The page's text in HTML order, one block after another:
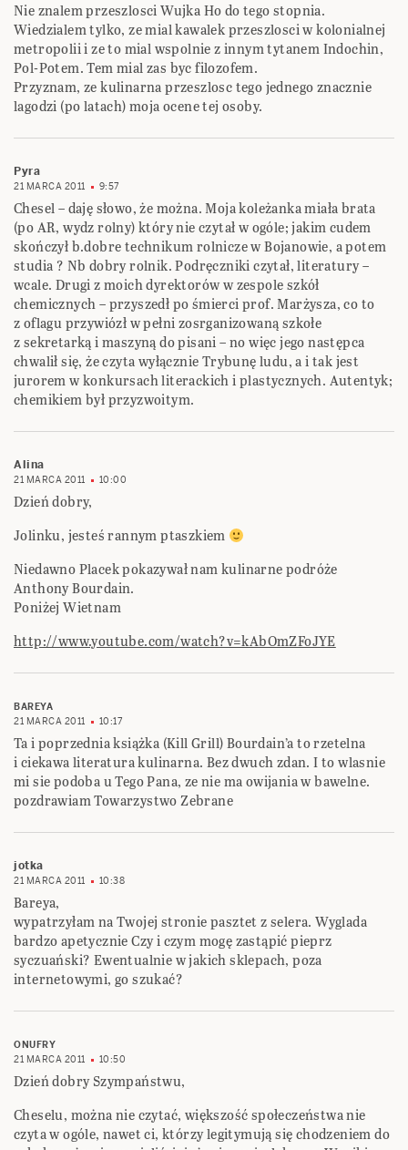
Nie znalem przeszlosci Wujka Ho do tego stopnia.
Wiedzialem tylko, ze mial kawalek przeszlosci w kolonialnej
metropolii i ze to mial wspolnie z innym tytanem Indochin,
Pol-Potem. Tem mial zas byc filozofem.
Przyznam, ze kulinarna przeszlosc tego jednego znacznie
lagodzi (po latach) moja ocene tej osoby.
Pyra
21 MARCA 2011 9:57
Chesel – daję słowo, że można. Moja koleżanka miała brata
(po AR, wydz rolny) który nie czytał w ogóle; jakim cudem
skończył b.dobre technikum rolnicze w Bojanowie, a potem
studia ? Nb dobry rolnik. Podręczniki czytał, literatury –
wcale. Drugi z moich dyrektorów w zespole szkół
chemicznych – przyszedł po śmierci prof. Marżysza, co to
z oflagu przywiózł w pełni zosrganizowaną szkołe
z sekretarką i maszyną do pisani – no więc jego następca
chwalił się, że czyta wyłącznie Trybunę ludu, a i tak jest
jurorem w konkursach literackich i plastycznych. Autentyk;
chemikiem był przyzwoitym.
Alina
21 MARCA 2011 10:00
Dzień dobry,
Jolinku, jesteś rannym ptaszkiem
Niedawno Placek pokazywał nam kulinarne podróże
Anthony Bourdain.
Poniżej Wietnam
http://www.youtube.com/watch?v=kAbOmZFoJYE
BAREYA
21 MARCA 2011
10:17
Ta i poprzednia książka (Kill Grill) Bourdain’a to rzetelna
i ciekawa literatura kulinarna. Bez dwuch zdan. I to wlasnie
mi sie podoba u Tego Pana, ze nie ma owijania w bawelne.
pozdrawiam Towarzystwo Zebrane
jotka
21 MARCA 2011 10:38
Bareya,
wypatrzyłam na Twojej stronie pasztet z selera. Wyglada
bardzo apetycznie Czy i czym mogę zastąpić pieprz
syczuański? Ewentualnie w jakich sklepach, poza
internetowymi, go szukać?
ONUFRY
21 MARCA 2011
10:50
Dzień dobry Szympaństwu,
Cheselu, można nie czytać, większość społeczeństwa nie
czyta w ogóle, nawet ci, którzy legitymują się chodzeniem do